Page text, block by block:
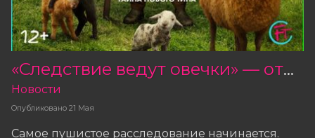
«Следствие ведут овечки» — открыты продажи билетов!
Опубликовано 21 Мая
Новости
Самое пушистое расследование начинается.